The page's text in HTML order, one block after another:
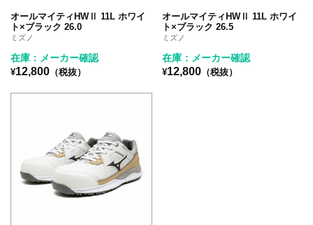
オールマイティHWⅡ 11L ホワイ
ト×ブラック 26.0
ミズノ
在庫：メーカー確認
¥12,800 （税抜）
オールマイティHWⅡ 11L ホワイ
ト×ブラック 26.5
ミズノ
在庫：メーカー確認
¥12,800 （税抜）